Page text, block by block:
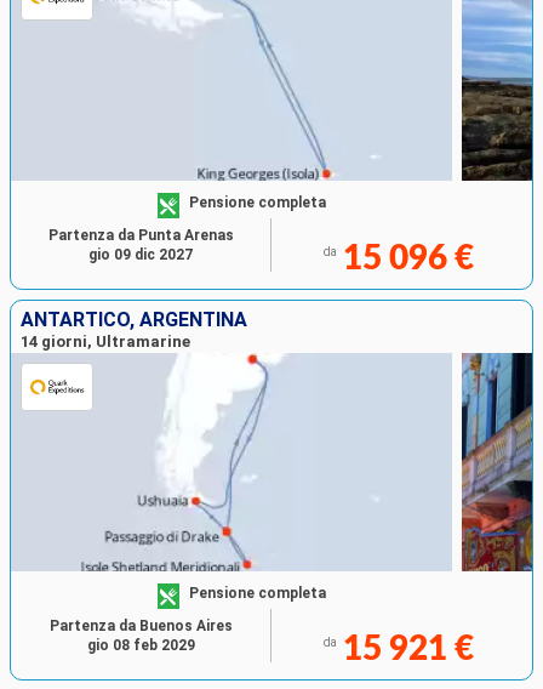
Pensione completa
da 15 096 €
Partenza da Punta Arenas
gio 09 dic 2027
ANTARTICO, ARGENTINA
14 giorni, Ultramarine
Pensione completa
da 15 921 €
Partenza da Buenos Aires
gio 08 feb 2029